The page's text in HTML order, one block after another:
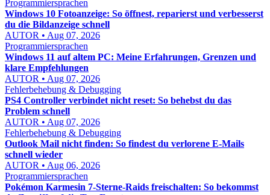
Programmiersprachen
Windows 10 Fotoanzeige: So öffnest, reparierst und verbesserst
du die Bildanzeige schnell
AUTOR • Aug 07, 2026
Programmiersprachen
Windows 11 auf altem PC: Meine Erfahrungen, Grenzen und
klare Empfehlungen
AUTOR • Aug 07, 2026
Fehlerbehebung & Debugging
PS4 Controller verbindet nicht reset: So behebst du das
Problem schnell
AUTOR • Aug 07, 2026
Fehlerbehebung & Debugging
Outlook Mail nicht finden: So findest du verlorene E-Mails
schnell wieder
AUTOR • Aug 06, 2026
Programmiersprachen
Pokémon Karmesin 7-Sterne-Raids freischalten: So bekommst